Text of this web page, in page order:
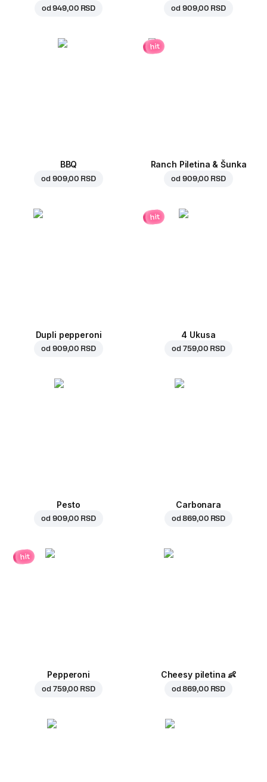
od949,00 RSD od 909,00 RSD
BBQ
od 909,00 RSD
hit
Ranch Piletina & Šunka
od 909,00 RSD
Dupli pepperoni
od 909,00 RSD
hit
4 Ukusa
od 759,00 RSD
Pesto
od 909,00 RSD
Carbonara
od869,00 RSD
hit
Pepperoni
od 759,00 RSD
Cheesy piletina 👶
od869,00 RSD